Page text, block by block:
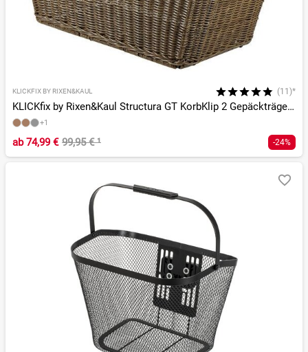
KLICKFIX BY RIXEN&KAUL (11)*
KLICKfix by Rixen&Kaul Structura GT KorbKlip 2 Gepäckträgerkorb
+1
ab74,99 € 99,95 €¹ -24%